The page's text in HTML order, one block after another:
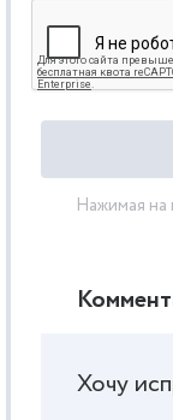
Нажимая на
Хочу